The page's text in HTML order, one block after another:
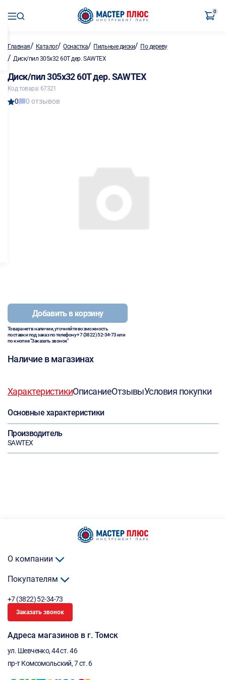
0
Главная/ Каталог/Оснастка/ Пильные диски/ По дереву
/ Диск/пил 305х32 60Т дер. SAWTEX
Диск/пил 305х32 60Т дер. SAWTEX
Код товара: 67321
0 0 отзывов
Добавить в корзину
Товара нет в наличии, уточняйте возможность
поставки под заказ по телефону+7 (3822) 52-34-73или
по кнопке "Заказать звонок"
Наличие в магазинах
ХарактеристикиОписаниеОтзывыУсловия покупки
Основные характеристики
Производитель
SAWTEX
О компании
Покупателям
+7 (3822) 52-34-73
Заказать звонок
Адреса магазинов в г. Томск
ул. Шевченко, 44 ст. 46
пр-т Комсомольский, 7 ст. 6